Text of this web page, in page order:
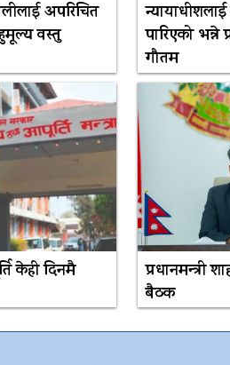
अपरिचित
वस्तु
पारिएको भन्ने
गौतम
केही दिनमै
प्रधानमन्त्री
बैठक